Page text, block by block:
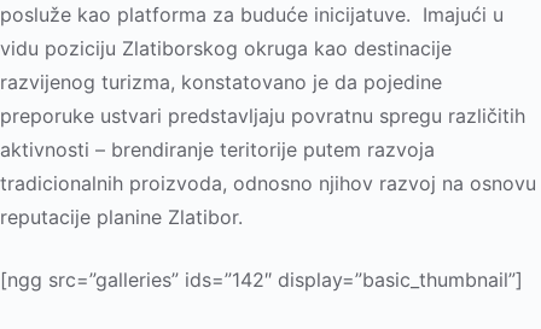
posluže kao platforma za buduće inicijatuve. Imajući u
vidu poziciju Zlatiborskog okruga kao destinacije
razvijenog turizma, konstatovano je da pojedine
preporuke ustvari predstavlјaju povratnu spregu različitih
aktivnosti – brendiranje teritorije putem razvoja
tradicionalnih proizvoda, odnosno njihov razvoj na osnovu
reputacije planine Zlatibor.
[ngg src=”galleries” ids=”142″ display=”basic_thumbnail”]